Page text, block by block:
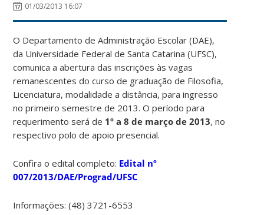
01/03/2013 16:07
O Departamento de Administração Escolar (DAE),
da Universidade Federal de Santa Catarina (UFSC),
comunica a abertura das inscrições às vagas
remanescentes do curso de graduação de Filosofia,
Licenciatura, modalidade a distância, para ingresso
no primeiro semestre de 2013. O período para
requerimento será de 1º a 8 de março de 2013, no
respectivo polo de apoio presencial.
Confira o edital completo: Edital nº
007/2013/DAE/Prograd/UFSC
Informações: (48) 3721-6553